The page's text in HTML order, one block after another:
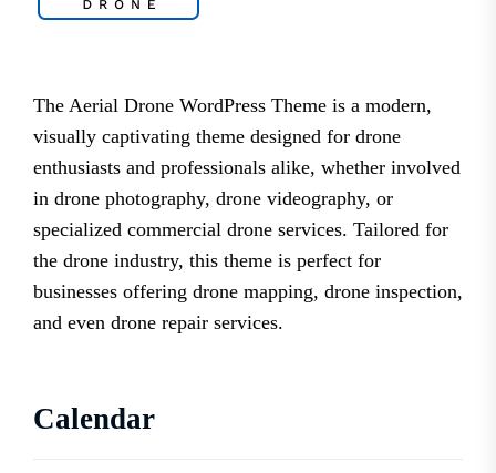
The Aerial Drone WordPress Theme is a modern,
visually captivating theme designed for drone
enthusiasts and professionals alike, whether involved
in drone photography, drone videography, or
specialized commercial drone services. Tailored for
the drone industry, this theme is perfect for
businesses offering drone mapping, drone inspection,
and even drone repair services.
Calendar